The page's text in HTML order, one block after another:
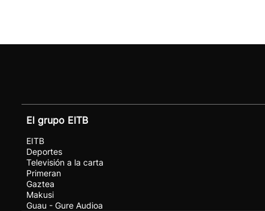
El grupo EITB
EITB
Deportes
Televisión a la carta
Primeran
Gaztea
Makusi
Guau - Gure Audioa